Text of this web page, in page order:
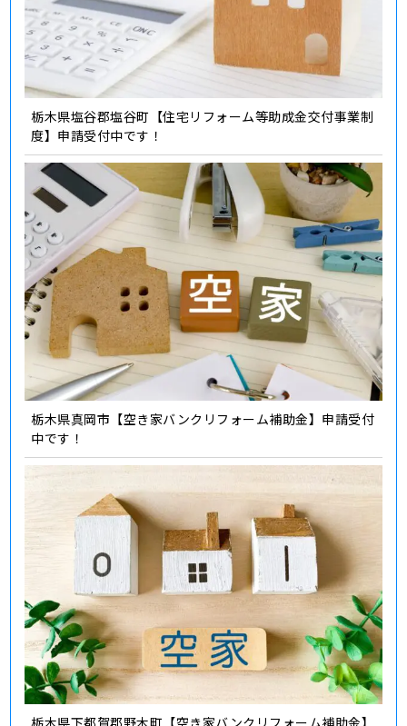
栃木県塩谷郡塩谷町【住宅リフォーム等助成金交付事業制
度】申請受付中です！
栃木県真岡市【空き家バンクリフォーム補助金】申請受付
中です！
栃木県下都賀郡野木町【空き家バンクリフォーム補助金】